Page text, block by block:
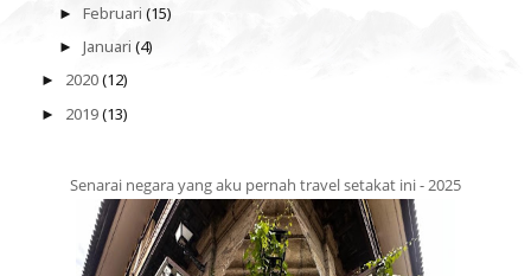
►Februari(15)
►Januari(4)
► 2020(12)
► 2019(13)
Senarai negara yang aku pernah travel setakat ini - 2025